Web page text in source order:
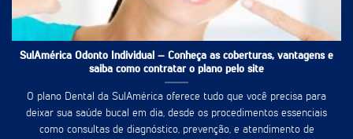
SulAmérica Odonto Individual – Conheça as coberturas, vantagens e
saiba como contratar o plano pelo site
O plano Dental da SulAmérica oferece tudo que você precisa para
deixar sua saúde bucal em dia, desde os procedimentos essenciais
como consultas de diagnóstico, prevenção, e atendimento de